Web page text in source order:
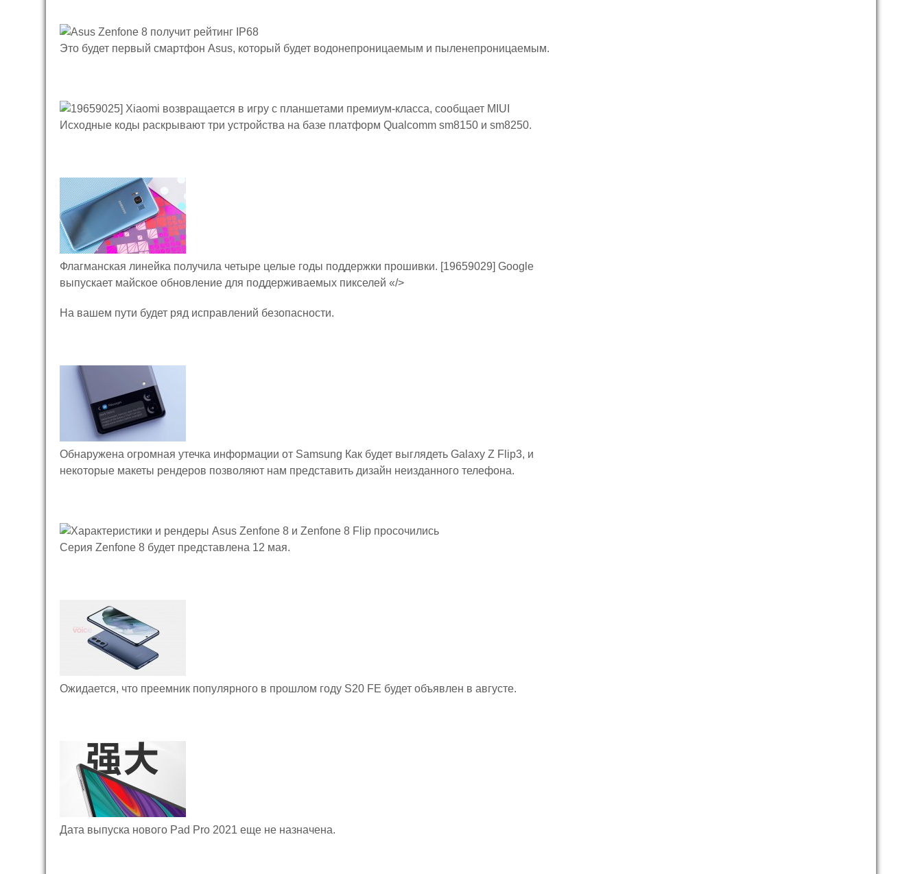
Это будет первый смартфон Asus, который будет водонепроницаемым и пыленепроницаемым.
Исходные коды раскрывают три устройства на базе платформ Qualcomm sm8150 и sm8250.
Флагманская линейка получила четыре целые годы поддержки прошивки. [19659029] Google
выпускает майское обновление для поддерживаемых пикселей «/>
На вашем пути будет ряд исправлений безопасности.
Обнаружена огромная утечка информации от Samsung Как будет выглядеть Galaxy Z Flip3, и
некоторые макеты рендеров позволяют нам представить дизайн неизданного телефона.
Серия Zenfone 8 будет представлена ​​12 мая.
Ожидается, что преемник популярного в прошлом году S20 FE будет объявлен в августе.
Дата выпуска нового Pad Pro 2021 еще не назначена.